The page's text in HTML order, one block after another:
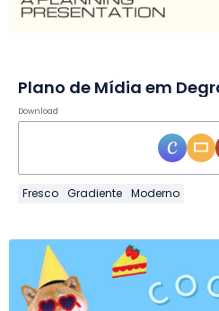
Download
Fresco Gradiente Moderno